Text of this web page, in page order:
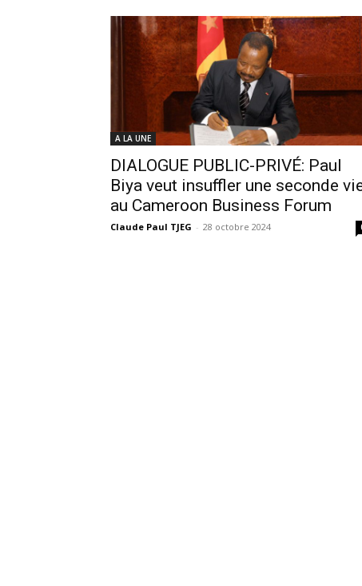
A LA UNE
DIALOGUE PUBLIC-PRIVÉ: Paul
Biya veut insuffler une seconde
au Cameroon Business Forum
Claude Paul TJEG - 28 octobre 2024